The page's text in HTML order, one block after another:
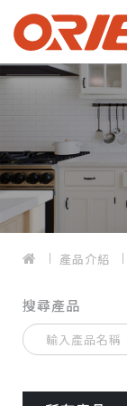
產品介紹
搜尋產品